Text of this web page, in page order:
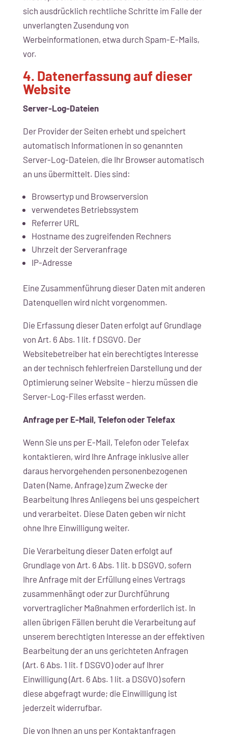
sich ausdrücklich rechtliche Schritte im Falle der
unverlangten Zusendung von
Werbeinformationen, etwa durch Spam-E-Mails,
vor.
4. Datenerfassung auf dieser
Website
Server-Log-Dateien
Der Provider der Seiten erhebt und speichert
automatisch Informationen in so genannten
Server-Log-Dateien, die Ihr Browser automatisch
an uns übermittelt. Dies sind:
Browsertyp und Browserversion
verwendetes Betriebssystem
Referrer URL
Hostname des zugreifenden Rechners
Uhrzeit der Serveranfrage
IP-Adresse
Eine Zusammenführung dieser Daten mit anderen
Datenquellen wird nicht vorgenommen.
Die Erfassung dieser Daten erfolgt auf Grundlage
von Art. 6 Abs. 1 lit. f DSGVO. Der
Websitebetreiber hat ein berechtigtes Interesse
an der technisch fehlerfreien Darstellung und der
Optimierung seiner Website – hierzu müssen die
Server-Log-Files erfasst werden.
Anfrage per E-Mail, Telefon oder Telefax
Wenn Sie uns per E-Mail, Telefon oder Telefax
kontaktieren, wird Ihre Anfrage inklusive aller
daraus hervorgehenden personenbezogenen
Daten (Name, Anfrage) zum Zwecke der
Bearbeitung Ihres Anliegens bei uns gespeichert
und verarbeitet. Diese Daten geben wir nicht
ohne Ihre Einwilligung weiter.
Die Verarbeitung dieser Daten erfolgt auf
Grundlage von Art. 6 Abs. 1 lit. b DSGVO, sofern
Ihre Anfrage mit der Erfüllung eines Vertrags
zusammenhängt oder zur Durchführung
vorvertraglicher Maßnahmen erforderlich ist. In
allen übrigen Fällen beruht die Verarbeitung auf
unserem berechtigten Interesse an der effektiven
Bearbeitung der an uns gerichteten Anfragen
(Art. 6 Abs. 1 lit. f DSGVO) oder auf Ihrer
Einwilligung (Art. 6 Abs. 1 lit. a DSGVO) sofern
diese abgefragt wurde; die Einwilligung ist
jederzeit widerrufbar.
Die von Ihnen an uns per Kontaktanfragen